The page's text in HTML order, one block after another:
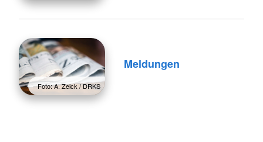
Foto: A. Zelck / DRKS
Meldungen